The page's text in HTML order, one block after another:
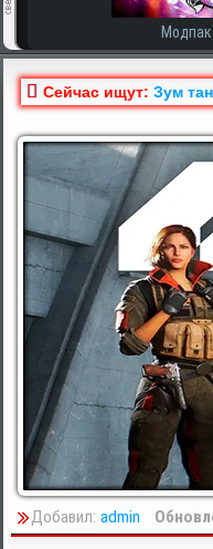
Модпак
Сейчас ищут: Зум
Добавил: admin